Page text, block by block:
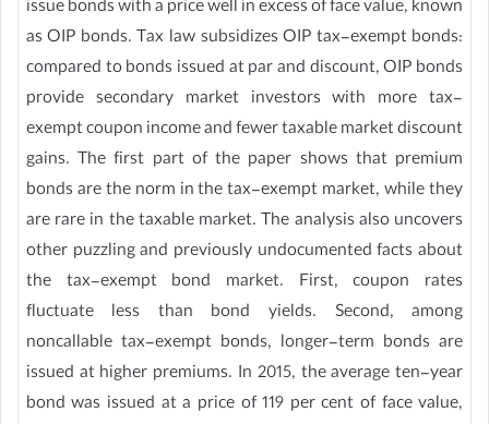
issue bonds with a price well in excess of face value, known
as OIP bonds. Tax law subsidizes OIP tax-exempt bonds:
compared to bonds issued at par and discount, OIP bonds
provide secondary market investors with more tax-
exempt coupon income and fewer taxable market discount
gains. The first part of the paper shows that premium
bonds are the norm in the tax-exempt market, while they
are rare in the taxable market. The analysis also uncovers
other puzzling and previously undocumented facts about
the tax-exempt bond market. First, coupon rates
fluctuate less than bond yields. Second, among
noncallable tax-exempt bonds, longer-term bonds are
issued at higher premiums. In 2015, the average ten-year
bond was issued at a price of 119 per cent of face value,